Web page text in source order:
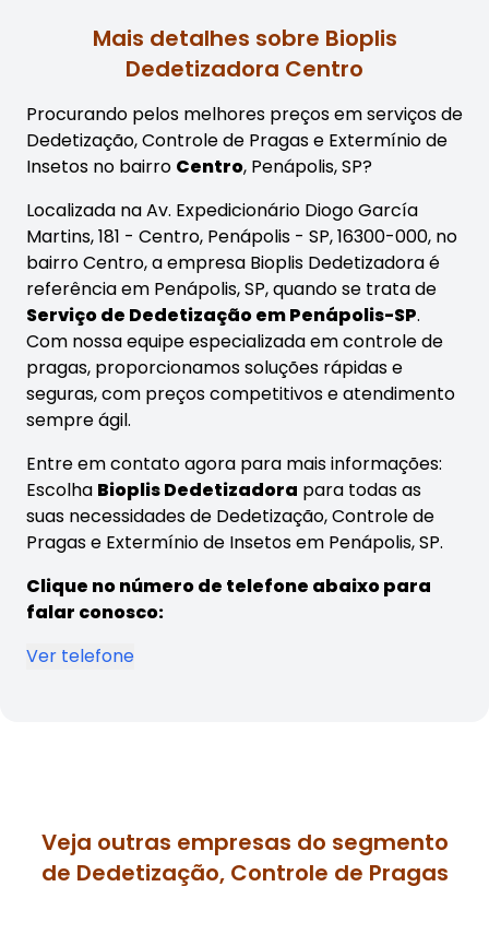
Mais detalhes sobre Bioplis
Dedetizadora Centro
Procurando pelos melhores preços em serviços de
Dedetização, Controle de Pragas e Extermínio de
Insetos no bairro Centro, Penápolis, SP?
Localizada na Av. Expedicionário Diogo García
Martins, 181 - Centro, Penápolis - SP, 16300-000, no
bairro Centro, a empresa Bioplis Dedetizadora é
referência em Penápolis, SP, quando se trata de
Serviço de Dedetização em Penápolis-SP.
Com nossa equipe especializada em controle de
pragas, proporcionamos soluções rápidas e
seguras, com preços competitivos e atendimento
sempre ágil.
Entre em contato agora para mais informações:
Escolha Bioplis Dedetizadora para todas as
suas necessidades de Dedetização, Controle de
Pragas e Extermínio de Insetos em Penápolis, SP.
Clique no número de telefone abaixo para
falar conosco:
Ver telefone
Veja outras empresas do segmento
de Dedetização, Controle de Pragas